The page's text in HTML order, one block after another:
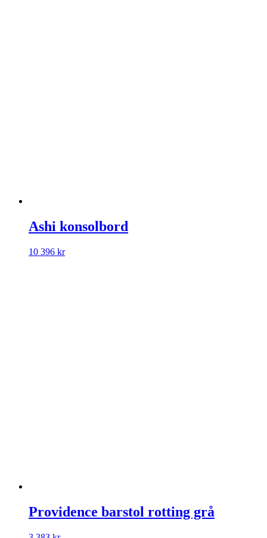
Ashi konsolbord
10 396 kr
Providence barstol rotting grå